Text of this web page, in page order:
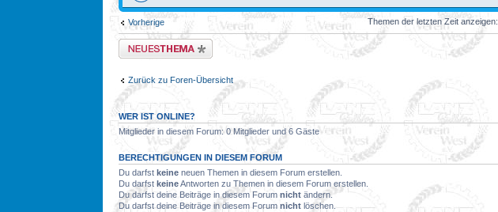
Vorherige Themen der letzten Zeit anzeigen:
Neues Thema erstellen
Zurück zu Foren-Übersicht
WER IST ONLINE?
Mitglieder in diesem Forum: 0 Mitglieder und 6 Gäste
BERECHTIGUNGEN IN DIESEM FORUM
Du darfst keine neuen Themen in diesem Forum erstellen.
Du darfst keineAntworten zu Themen in diesem Forum erstellen.
Du darfst deine Beiträge in diesem Forum nicht ändern.
Du darfst deine Beiträge in diesem Forum nicht löschen.